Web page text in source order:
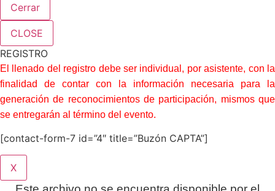
Cerrar
CLOSE
REGISTRO
El llenado del registro debe ser individual, por asistente, con la
finalidad de contar con la información necesaria para la
generación de reconocimientos de participación, mismos que
se entregarán al término del evento.
[contact-form-7 id=”4″ title=”Buzón CAPTA”]
X